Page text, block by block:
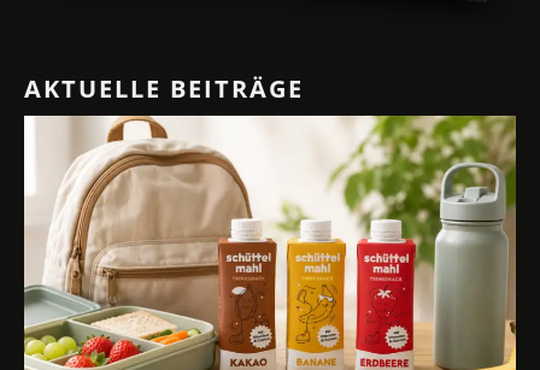
AKTUELLE BEITRÄGE